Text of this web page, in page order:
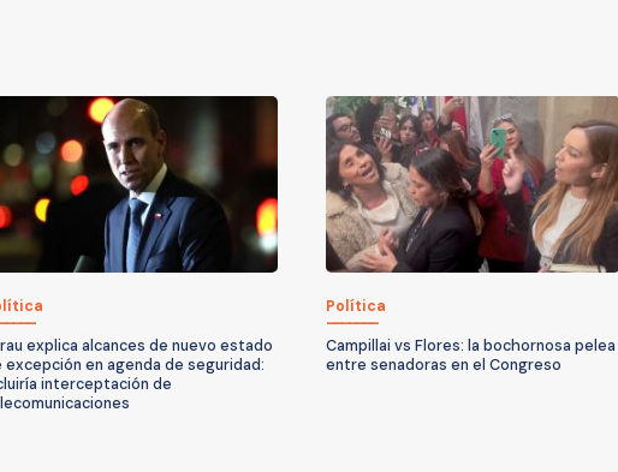
explica alcances de nuevo estado
excepción en agenda de seguridad:
interceptación de
Política
Campillai vs Flores: la bochornosa pelea
entre senadoras en el Congreso